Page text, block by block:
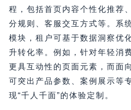
程，包括首页内容个性化推荐
分规则、客服交互方式等。系
模块，租户可基于数据洞察优
升转化率。例如，针对年轻消
更具互动性的页面元素，而面
可突出产品参数、案例展示等
现“千人千面”的体验定制。